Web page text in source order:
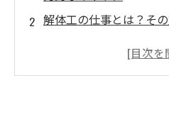
解体工の仕事とは？そ
なぜ今、解体工が稼げ